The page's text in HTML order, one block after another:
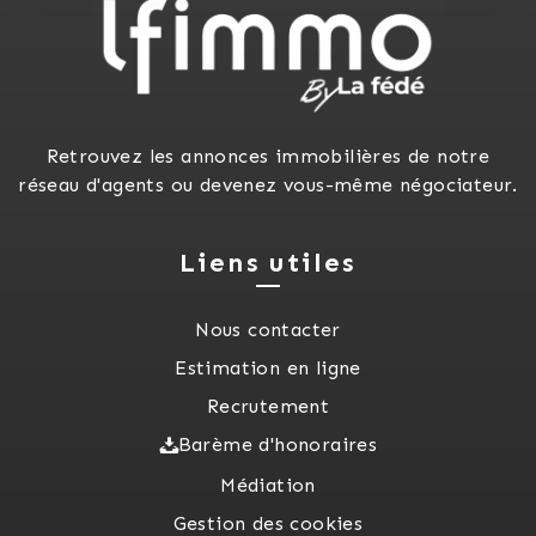
Retrouvez les annonces immobilières de notre
réseau d'agents ou devenez vous-même négociateur.
Liens utiles
Nous contacter
Estimation en ligne
Recrutement
Barème d'honoraires
Médiation
Gestion des cookies